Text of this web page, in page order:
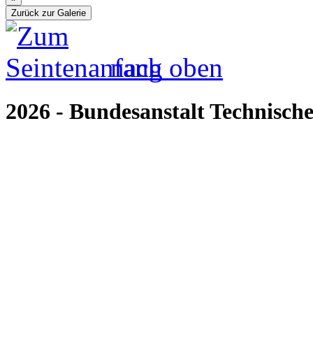
nach oben
2026 - Bundesanstalt